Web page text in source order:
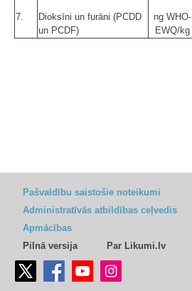
7.
Dioksīni un furāni (PCDD
un PCDF)
ng WHO-
EWQ/kg
Pašvaldību saistošie noteikumi
Administratīvās atbildības ceļvedis
Apmācības
Pilnā versija
Par Likumi.lv